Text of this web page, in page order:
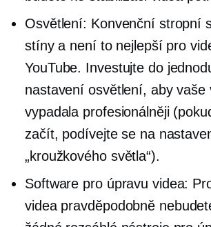
Osvětlení: Konvenční stropní
stíny a není to nejlepší pro
YouTube. Investujte do
nastavení osvětlení, aby vaše
vypadala profesionálněji
začít, podívejte se na
„kroužkového světla“).
Software pro úpravu videa:
videa pravděpodobně